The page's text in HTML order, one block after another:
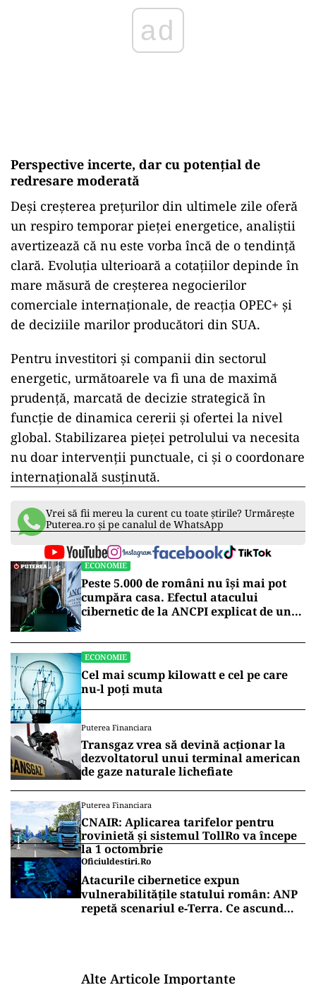
ad
Perspective incerte, dar cu potențial de
redresare moderată
Deși creșterea prețurilor din ultimele zile oferă
un respiro temporar pieței energetice, analiștii
avertizează că nu este vorba încă de o tendință
clară. Evoluția ulterioară a cotațiilor depinde în
mare măsură de creșterea negocierilor
comerciale internaționale, de reacția OPEC+ și
de deciziile marilor producători din SUA.
Pentru investitori și companii din sectorul
energetic, următoarele va fi una de maximă
prudență, marcată de decizie strategică în
funcție de dinamica cererii și ofertei la nivel
global. Stabilizarea pieței petrolului va necesita
nu doar intervenții punctuale, ci și o coordonare
internațională susținută.
Vrei să fii mereu la curent cu toate știrile? Urmărește
Puterea.ro și pe canalul de WhatsApp
ECONOMIE
Peste 5.000 de români nu își mai pot
cumpăra casa. Efectul atacului
cibernetic de la ANCPI explicat de un
ECONOMIE
Cel mai scump kilowatt e cel pe care
nu-l poți muta
Puterea Financiara
Transgaz vrea să devină acționar la
dezvoltatorul unui terminal american
de gaze naturale lichefiate
Puterea Financiara
CNAIR: Aplicarea tarifelor pentru
rovinietă și sistemul TollRo va începe
la 1 octombrie
Oficiuldestiri.ro
Atacurile cibernetice expun
vulnerabilitățile statului român: ANP
repetă scenariul e‑Terra. Ce ascund
Alte Articole Importante